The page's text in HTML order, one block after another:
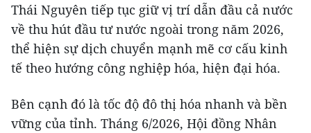
Thái Nguyên tiếp tục giữ vị trí dẫn đầu cả nước
về thu hút đầu tư nước ngoài trong năm 2026,
thể hiện sự dịch chuyển mạnh mẽ cơ cấu kinh
tế theo hướng công nghiệp hóa, hiện đại hóa.
Bên cạnh đó là tốc độ đô thị hóa nhanh và bền
vững của tỉnh. Tháng 6/2026, Hội đồng Nhân